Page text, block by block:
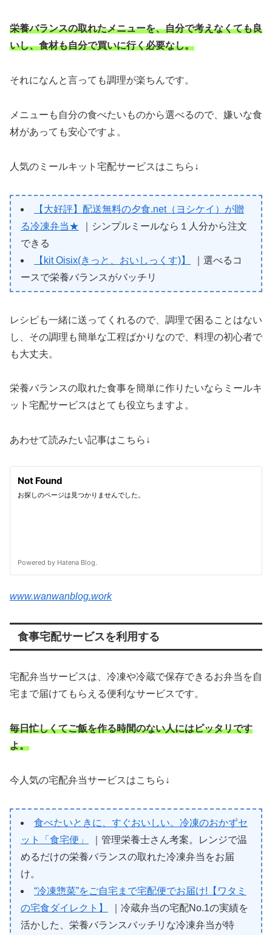
栄養バランスの取れたメニューを、自分で考えなくても良
いし、食材も自分で買いに行く必要なし。
それになんと言っても調理が楽ちんです。
メニューも自分の食べたいものから選べるので、嫌いな食
材があっても安心ですよ。
人気のミールキット宅配サービスはこちら↓
【大好評】配送無料の夕食.net（ヨシケイ）が贈
る冷凍弁当★
｜シンプルミールなら１人分から注文
できる
【kit Oisix(きっと、おいしっくす)】
｜選べるコ
ースで栄養バランスがバッチリ
レシピも一緒に送ってくれるので、調理で困ることはない
し、その調理も簡単な工程ばかりなので、料理の初心者で
も大丈夫。
栄養バランスの取れた食事を簡単に作りたいならミールキ
ット宅配サービスはとても役立ちますよ。
あわせて読みたい記事はこちら↓
www.wanwanblog.work
食事宅配サービスを利用する
宅配弁当サービスは、冷凍や冷蔵で保存できるお弁当を自
宅まで届けてもらえる便利なサービスです。
毎日忙しくてご飯を作る時間のない人にはピッタリです
よ。
今人気の宅配弁当サービスはこちら↓
食べたいときに、すぐおいしい。冷凍のおかずセ
ット「食宅便」
｜管理栄養士さん考案。レンジで温
めるだけの栄養バランスの取れた冷凍弁当をお届
け。
“冷凍惣菜”をご自宅まで宅配便でお届け!【ワタミ
の宅食ダイレクト】
｜冷蔵弁当の宅配No.1の実績を
活かした、栄養バランスバッチリな冷凍弁当が特